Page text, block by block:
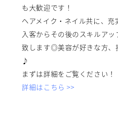
も大歓迎です！
ヘアメイク・ネイル共に、
入客からその後のスキルア
致します◎美容が好きな方、
♪
まずは詳細をご覧ください！
詳細はこちら >>